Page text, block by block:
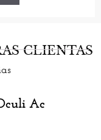
CLIENTAS
Ac